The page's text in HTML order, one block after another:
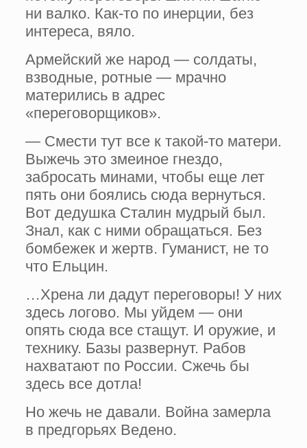
ни валко. Как-то по инерции, без
интереса, вяло.
Армейский же народ — солдаты,
взводные, ротные — мрачно
матерились в адрес
«переговорщиков».
— Смести тут все к такой-то матери.
Выжечь это змеиное гнездо,
забросать минами, чтобы еще лет
пять они боялись сюда вернуться.
Вот дедушка Сталин мудрый был.
Знал, как с ними обращаться. Без
бомбежек и жертв. Гуманист, не то
что Ельцин.
…Хрена ли дадут переговоры! У них
здесь логово. Мы уйдем — они
опять сюда все стащут. И оружие, и
технику. Базы развернут. Рабов
нахватают по России. Сжечь бы
здесь все дотла!
Но жечь не давали. Война замерла
в предгорьях Ведено.